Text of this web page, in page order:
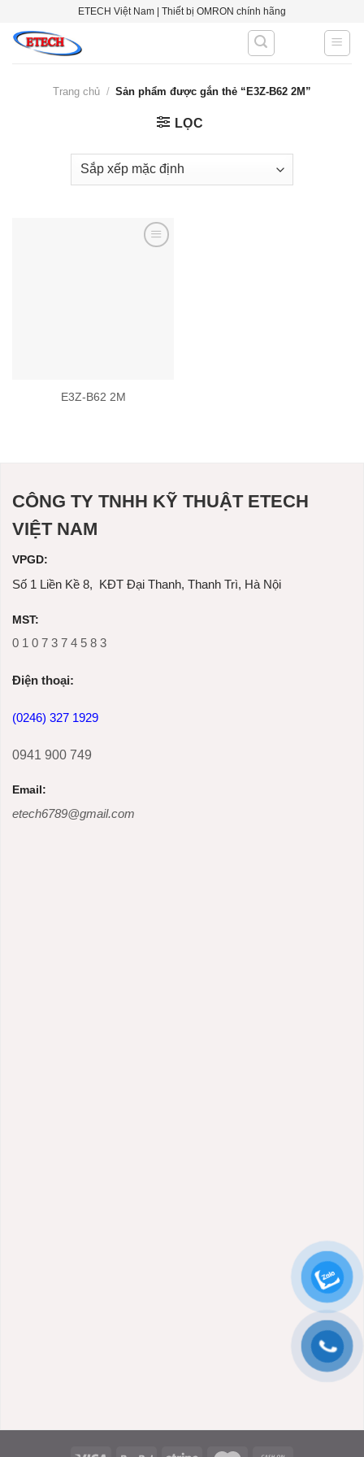
content
ETECH Việt Nam | Thiết bị OMRON chính hãng
Trang chủ / Sản phẩm được gắn thẻ “E3Z-B62 2M”
LỌC
E3Z-B62 2M
CÔNG TY TNHH KỸ THUẬT ETECH
VIỆT NAM
VPGD:
Số 1 Liền Kề 8, KĐT Đại Thanh, Thanh Trì, Hà Nội
MST:
0 1 0 7 3 7 4 5 8 3
Ðiện thoại:
(0246) 327 1929
0941 900 749
Email:
etech6789@gmail.com